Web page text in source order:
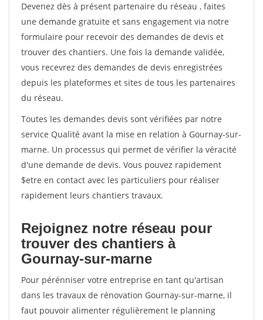
Devenez dès à présent partenaire du réseau , faites
une demande gratuite et sans engagement via notre
formulaire pour recevoir des demandes de devis et
trouver des chantiers. Une fois la demande validée,
vous recevrez des demandes de devis enregistrées
depuis les plateformes et sites de tous les partenaires
du réseau.
Toutes les demandes devis sont vérifiées par notre
service Qualité avant la mise en relation à Gournay-sur-
marne. Un processus qui permet de vérifier la véracité
d'une demande de devis. Vous pouvez rapidement
$etre en contact avec les particuliers pour réaliser
rapidement leurs chantiers travaux.
Rejoignez notre réseau pour
trouver des chantiers à
Gournay-sur-marne
Pour pérénniser votre entreprise en tant qu'artisan
dans les travaux de rénovation Gournay-sur-marne, il
faut pouvoir alimenter régulièrement le planning